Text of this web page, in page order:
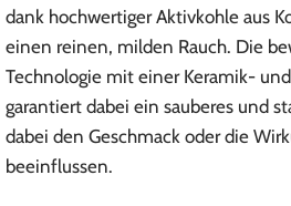
dank hochwertiger Aktivkohle aus
einen reinen, milden Rauch. Die
Technologie mit einer Keramik-
garantiert dabei ein sauberes und
dabei den Geschmack oder die
beeinflussen.